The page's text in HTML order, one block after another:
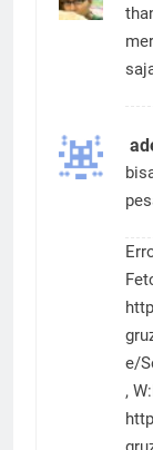
e/
,